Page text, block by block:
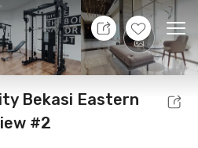
+12
tahu
Lokasi Aturan
Bekasi Eastern
#2